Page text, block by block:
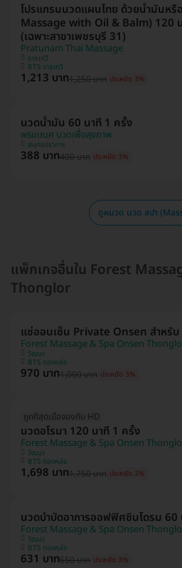
โปรแกรมนวดแผนไทย ด้วยน้ำมันหรื
Massage with Oil & Balm) 120
(เฉพาะสาขาเพชรบุรี 31)
Pratunam Thai Massage
ราชเทวี
BTS ราชเทวี
1,213 บาท1,250 บาท ประหยัด 3%
นวดน้ำมัน 60 นาที 1 ครั้ง
พรฆเณศ นวดเพื่อสุขภาพ
สมุทรปราการ
388 บาท400 บาท ประหยัด 3%
ดูหมวด นวด สปา
แพ็กเกจอื่นใน Forest
Thonglor
แช่ออนเซ็น Private Onsen สำหรับ
Forest Massage & Spa Onsen
วัฒนา
BTS ทองหล่อ
970 บาท1,000 บาท ประหยัด 3%
ถูกที่สุดเมื่อจองกับ HD
นวดอโรมา 120 นาที 1 ครั้ง
Forest Massage & Spa Onsen
วัฒนา
BTS ทองหล่อ
1,698 บาท1,750 บาท ประหยัด 3%
นวดบำบัดอาการออฟฟิศซินโดรม 60
Forest Massage & Spa Onsen
วัฒนา
BTS ทองหล่อ
631 บาท650 บาท ประหยัด 3%